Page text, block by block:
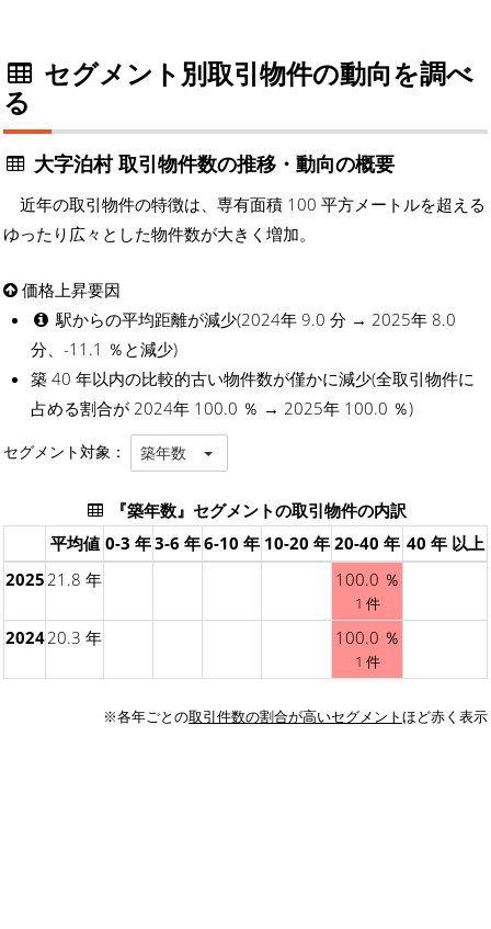
セグメント別取引物件の動向を調べ
る
大字泊村 取引物件数の推移・動向の概要
近年の取引物件の特徴は、専有面積 100 平方メートルを超える
ゆったり広々とした物件数が大きく増加。
価格上昇要因
駅からの平均距離が減少(2024年 9.0 分 → 2025年 8.0
分、-11.1 ％と減少)
築 40 年以内の比較的古い物件数が僅かに減少(全取引物件に
占める割合が 2024年 100.0 ％ → 2025年 100.0 ％)
セグメント対象： 築年数
『築年数』セグメントの取引物件の内訳
平均値 0-3 年3-6 年6-10 年 10-20 年 20-40 年 40 年 以上
2025 21.8 年 100.0 ％
1 件
202420.3 年 100.0 ％
1 件
※各年ごとの取引件数の割合が高いセグメントほど赤く表示